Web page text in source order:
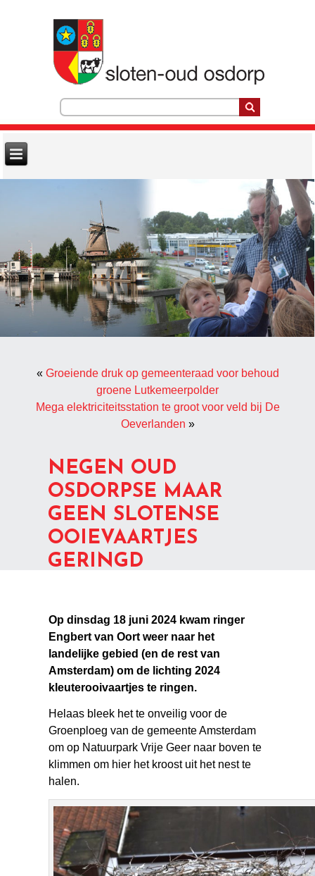
« Groeiende druk op gemeenteraad voor behoud
groene Lutkemeerpolder
Mega elektriciteitsstation te groot voor veld bij De
Oeverlanden »
NEGEN OUD
OSDORPSE MAAR
GEEN SLOTENSE
OOIEVAARTJES
GERINGD
Op dinsdag 18 juni 2024 kwam ringer
Engbert van Oort weer naar het
landelijke gebied (en de rest van
Amsterdam) om de lichting 2024
kleuterooivaartjes te ringen.
Helaas bleek het te onveilig voor de
Groenploeg van de gemeente Amsterdam
om op Natuurpark Vrije Geer naar boven te
klimmen om hier het kroost uit het nest te
halen.